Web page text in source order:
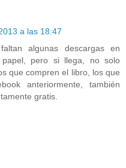
a las 18:47
algunas descargas en
pero si llega, no solo
que compren el libro, los que
anteriormente, también
gratis.